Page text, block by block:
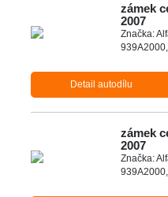
zámek
2007
Značka:
Detail autodílu
zámek
2007
Značka: